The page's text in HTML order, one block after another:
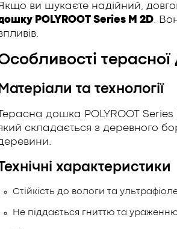
ви шукаєте надійний,
POLYROOT Series M 2D.
Матеріали та технології
Терасна дошка POLYROOT
складається з деревного
Технічні характеристики
Стійкість до вологи та
Не піддається гниттю та